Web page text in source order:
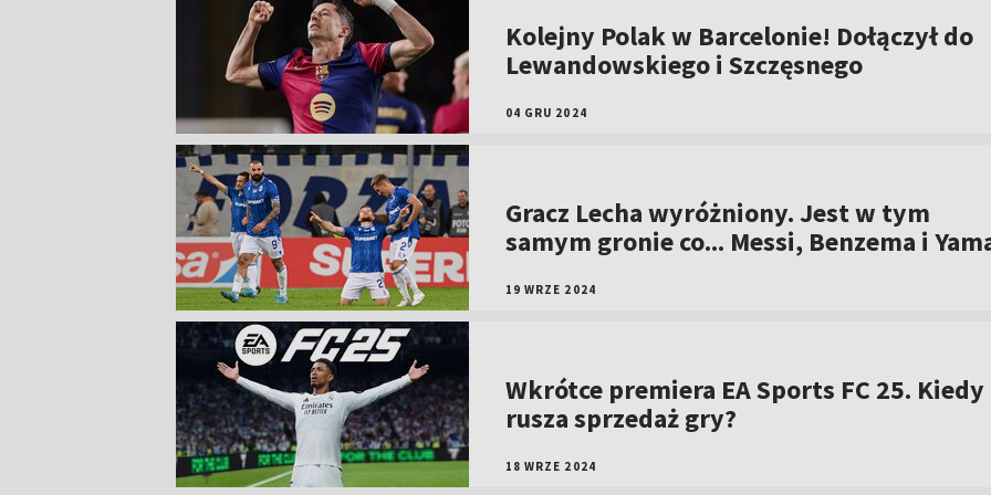
Kolejny Polak w Barcelonie! Dołączył do
Lewandowskiego i Szczęsnego
04 GRU 2024
Gracz Lecha wyróżniony. Jest w tym
samym gronie co... Messi, Benzema i
19 WRZE 2024
Wkrótce premiera EA Sports FC 25. Kiedy
rusza sprzedaż gry?
18 WRZE 2024